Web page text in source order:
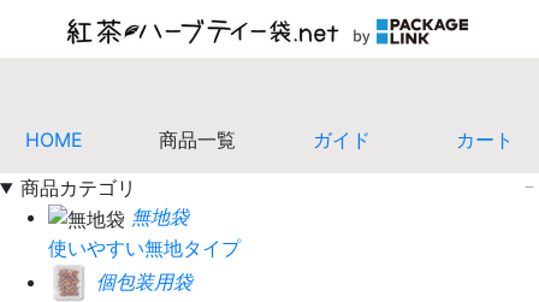
HOME 商品一覧 ガイド
カート
商品カテゴリ
無地袋
使いやすい無地タイプ
個包装用袋